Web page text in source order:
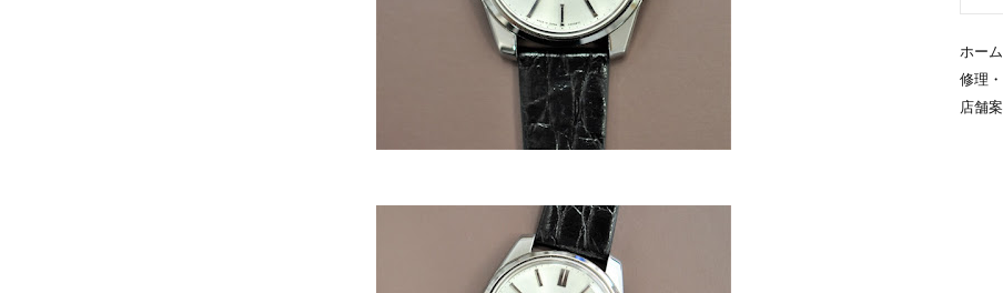
ホーム
修理
店舗